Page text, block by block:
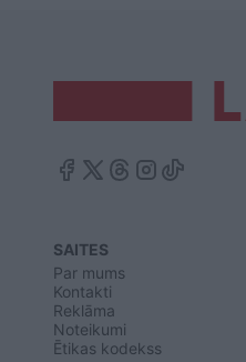
SAITES
Par mums
Kontakti
Reklāma
Noteikumi
Ētikas kodekss